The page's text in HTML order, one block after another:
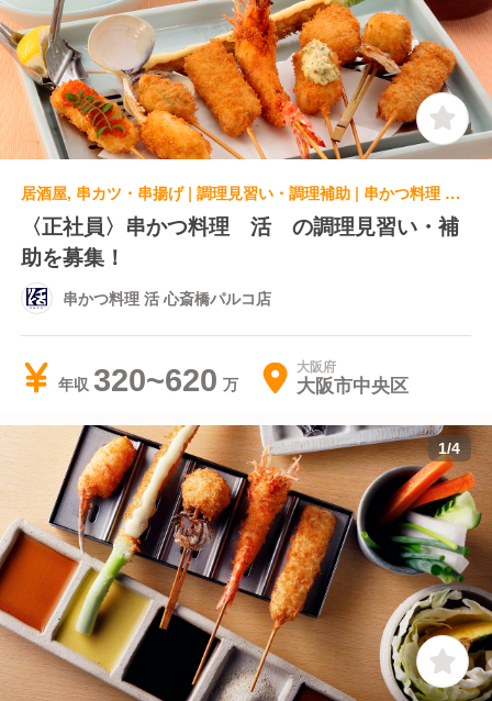
居酒屋, 串カツ・串揚げ | 調理見習い・調理補助 | 串かつ料理 活 心斎橋パルコ店
〈正社員〉串かつ料理 活 の調理見習い・補
助を募集！
串かつ料理 活 心斎橋パルコ店
年収 320~620 大阪府
大阪市中央区
1/4